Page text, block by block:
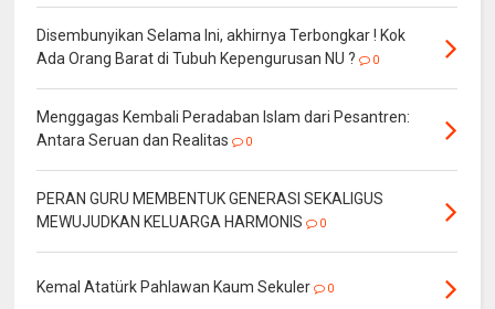
Disembunyikan Selama Ini, akhirnya Terbongkar ! Kok
Ada Orang Barat di Tubuh Kepengurusan NU ?
0
Menggagas Kembali Peradaban Islam dari Pesantren:
Antara Seruan dan Realitas
0
PERAN GURU MEMBENTUK GENERASI SEKALIGUS
MEWUJUDKAN KELUARGA HARMONIS
0
Kemal Atatürk Pahlawan Kaum Sekuler 0